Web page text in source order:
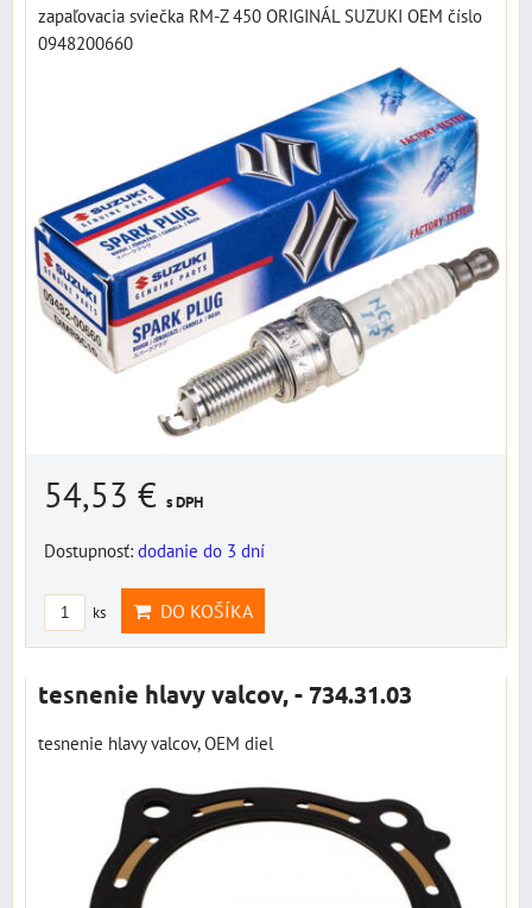
zapaľovacia sviečka RM-Z 450 ORIGINÁL SUZUKI OEM číslo
0948200660
54,53 € s DPH
Dostupnosť: dodanie do 3 dní
ks DO KOŠÍKA
tesnenie hlavy valcov, - 734.31.03
tesnenie hlavy valcov, OEM diel